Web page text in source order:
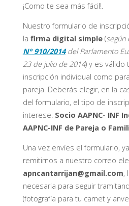
¡Como te sea más fácil!.
Nuestro formulario de
la firma digital simple(según
Nº 910/2014del Parlamento
23 de julio de 2014) y es válido
inscripción individual como
pareja. Deberás elegir, en la
del formulario, el tipo de
interese: Socio AAPNC- INF
AAPNC-INF de Pareja o
Una vez envíes el formulario,
remitirnos a nuestro correo
apncantarrijan@gmail.com,
necesaria para seguir
(fotografía para tu carnet y